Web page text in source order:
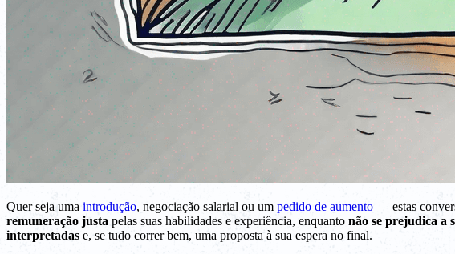
Quer seja uma introdução, negociação salarial ou um pedido de aumento — estas
remuneração justa pelas suas habilidades e experiência, enquanto não se prejudica a
interpretadas e, se tudo correr bem, uma proposta à sua espera no final.